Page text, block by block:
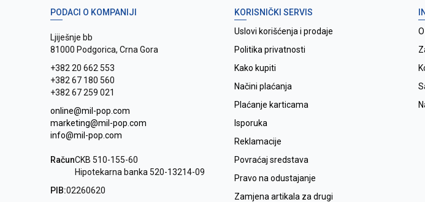
PODACI O KOMPANIJI
Ljiješnje bb
81000 Podgorica, Crna Gora
+382 20 662 553
+382 67 180 560
+382 67 259 021
online@mil-pop.com
marketing@mil-pop.com
info@mil-pop.com
RačunCKB 510-155-60
Hipotekarna banka 520-13214-09
PIB:02260620
KORISNIČKI SERVIS
Uslovi korišćenja i prodaje
Politika privatnosti
Kako kupiti
Načini plaćanja
Plaćanje karticama
Isporuka
Reklamacije
Povraćaj sredstava
Pravo na odustajanje
Zamjena artikala za drugi